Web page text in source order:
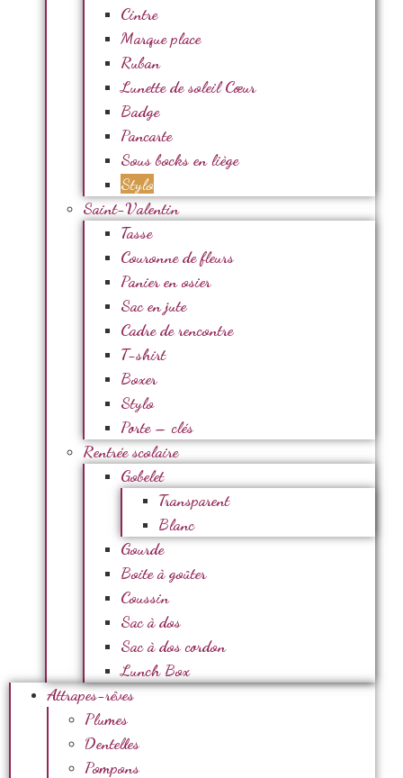
Cintre
Marque place
Ruban
Lunette de soleil Cœur
Badge
Pancarte
Sous bocks en liège
Stylo
Saint-Valentin
Tasse
Couronne de fleurs
Panier en osier
Sac en jute
Cadre de rencontre
T-shirt
Boxer
Stylo
Porte – clés
Rentrée scolaire
Gobelet
Transparent
Blanc
Gourde
Boite à goûter
Coussin
Sac à dos
Sac à dos cordon
Lunch Box
Attrapes-rêves
Plumes
Dentelles
Pompons